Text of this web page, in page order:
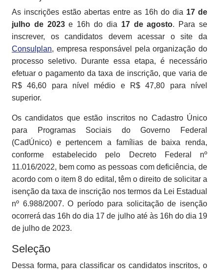
As inscrições estão abertas entre as 16h do dia 17 de
julho de 2023e 16h do dia 17 de agosto. Para se
inscrever, os candidatos devem acessar o site da
Consulplan, empresa responsável pela organização do
processo seletivo. Durante essa etapa, é necessário
efetuar o pagamento da taxa de inscrição, que varia de
R$ 46,60 para nível médio e R$ 47,80 para nível
superior.
Os candidatos que estão inscritos no Cadastro Único
para Programas Sociais do Governo Federal
(CadÚnico) e pertencem a famílias de baixa renda,
conforme estabelecido pelo Decreto Federal nº
11.016/2022, bem como as pessoas com deficiência, de
acordo com o item 8 do edital, têm o direito de solicitar a
isenção da taxa de inscrição nos termos da Lei Estadual
nº 6.988/2007. O período para solicitação de isenção
ocorrerá das 16h do dia 17 de julho até às 16h do dia 19
de julho de 2023.
Seleção
Dessa forma, para classificar os candidatos inscritos, o